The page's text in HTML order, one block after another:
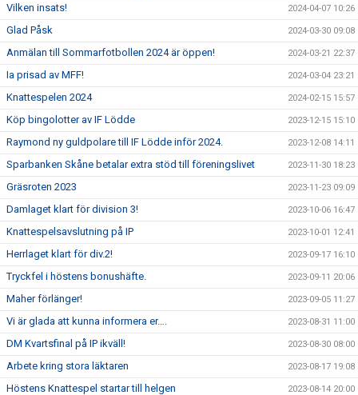
Vilken insats! 2024-04-07 10:26
Glad Påsk 2024-03-30 09:08
Anmälan till Sommarfotbollen 2024 är öppen! 2024-03-21 22:37
Ia prisad av MFF! 2024-03-04 23:21
Knattespelen 2024 2024-02-15 15:57
Köp bingolotter av IF Lödde 2023-12-15 15:10
Raymond ny guldpolare till IF Lödde inför 2024. 2023-12-08 14:11
Sparbanken Skåne betalar extra stöd till föreningslivet 2023-11-30 18:23
Gräsroten 2023 2023-11-23 09:09
Damlaget klart för division 3! 2023-10-06 16:47
Knattespelsavslutning på IP 2023-10-01 12:41
Herrlaget klart för div.2! 2023-09-17 16:10
Tryckfel i höstens bonushäfte. 2023-09-11 20:06
Maher förlänger! 2023-09-05 11:27
Vi är glada att kunna informera er…. 2023-08-31 11:00
DM Kvartsfinal på IP ikväll! 2023-08-30 08:00
Arbete kring stora läktaren 2023-08-17 19:08
Höstens Knattespel startar till helgen 2023-08-14 20:00